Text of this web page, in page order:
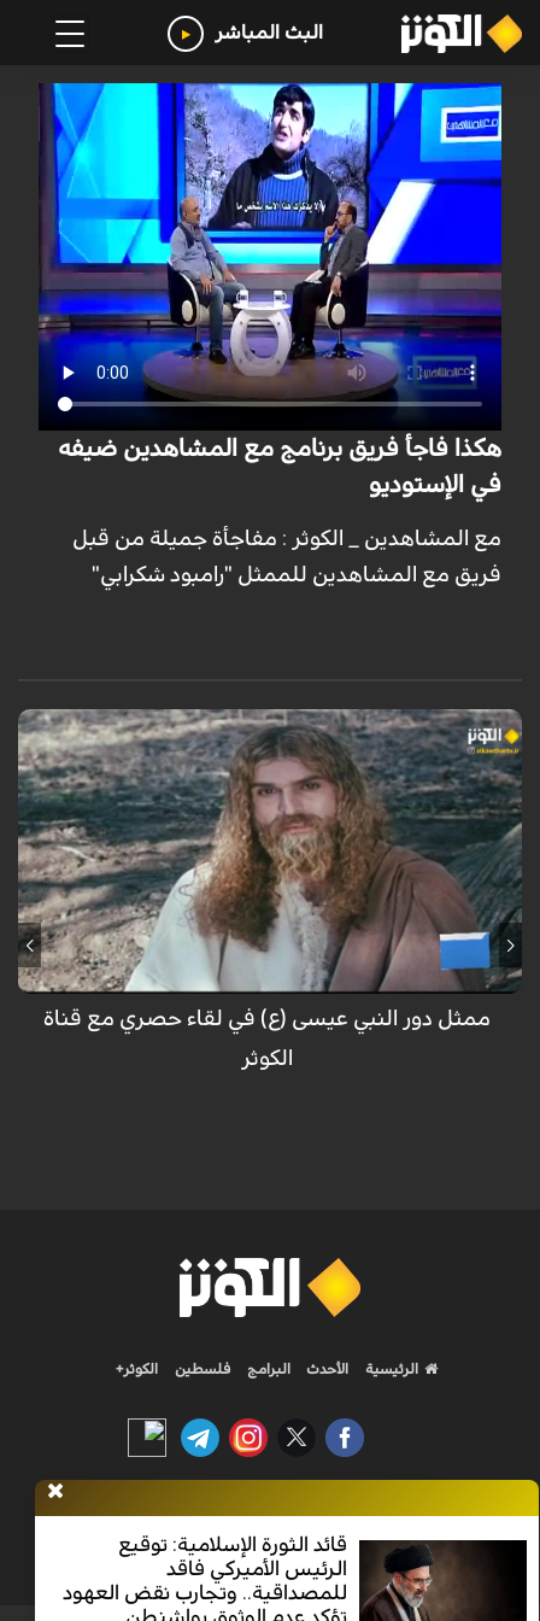
البث المباشر
هكذا فاجأ فريق برنامج مع المشاهدين ضيفه
في الإستوديو
مع المشاهدين _ الكوثر : مفاجأة جميلة من قبل
فريق مع المشاهدين للممثل "رامبود شكرابي"
حوار خاص مع الممثل في دور المسيح في مسلسل السيد المسيح أحمد
سليماني نيا
ممثل دور النبي عيسى (ع) في لقاء حصري مع قناة
الكوثر
قائد الثورة الإسلامية: توقيع
الرئيس الأميركي فاقد
للمصداقية.. وتجارب نقض العهود
الرئيسية الأحدث البرامج فلسطين الكوثر+
جميع الحقوق محفوظة